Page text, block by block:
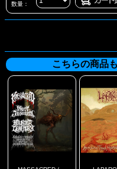
数量：
こちらの商品